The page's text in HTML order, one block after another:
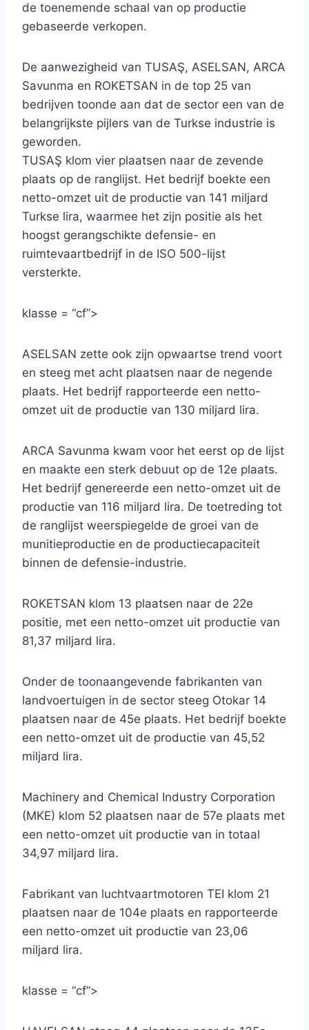
de toenemende schaal van op productie
gebaseerde verkopen.
De aanwezigheid van TUSAŞ, ASELSAN, ARCA
Savunma en ROKETSAN in de top 25 van
bedrijven toonde aan dat de sector een van de
belangrijkste pijlers van de Turkse industrie is
geworden.
TUSAŞ klom vier plaatsen naar de zevende
plaats op de ranglijst. Het bedrijf boekte een
netto-omzet uit de productie van 141 miljard
Turkse lira, waarmee het zijn positie als het
hoogst gerangschikte defensie- en
ruimtevaartbedrijf in de ISO 500-lijst
versterkte.
klasse = “cf”>
ASELSAN zette ook zijn opwaartse trend voort
en steeg met acht plaatsen naar de negende
plaats. Het bedrijf rapporteerde een netto-
omzet uit de productie van 130 miljard lira.
ARCA Savunma kwam voor het eerst op de lijst
en maakte een sterk debuut op de 12e plaats.
Het bedrijf genereerde een netto-omzet uit de
productie van 116 miljard lira. De toetreding tot
de ranglijst weerspiegelde de groei van de
munitieproductie en de productiecapaciteit
binnen de defensie-industrie.
ROKETSAN klom 13 plaatsen naar de 22e
positie, met een netto-omzet uit productie van
81,37 miljard lira.
Onder de toonaangevende fabrikanten van
landvoertuigen in de sector steeg Otokar 14
plaatsen naar de 45e plaats. Het bedrijf boekte
een netto-omzet uit de productie van 45,52
miljard lira.
Machinery and Chemical Industry Corporation
(MKE) klom 52 plaatsen naar de 57e plaats met
een netto-omzet uit productie van in totaal
34,97 miljard lira.
Fabrikant van luchtvaartmotoren TEI klom 21
plaatsen naar de 104e plaats en rapporteerde
een netto-omzet uit productie van 23,06
miljard lira.
klasse = “cf”>